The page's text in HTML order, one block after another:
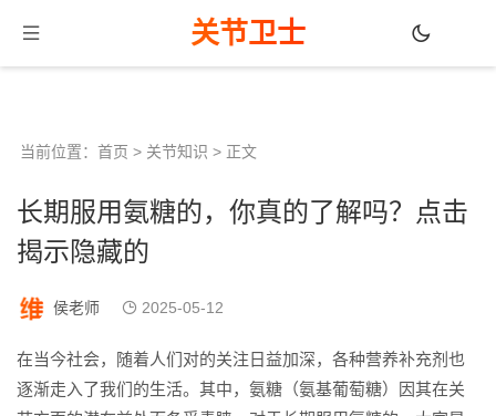
关节卫士
当前位置： 首页 > 关节知识 > 正文
长期服用氨糖的，你真的了解吗？点击
揭示隐藏的
侯老师 2025-05-12
在当今社会，随着人们对的关注日益加深，各种营养补充剂也
逐渐走入了我们的生活。其中，氨糖（氨基葡萄糖）因其在关